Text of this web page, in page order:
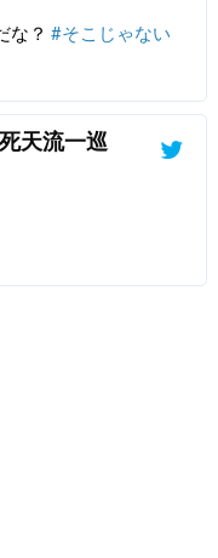
な？ #そこじゃない
天流一巡